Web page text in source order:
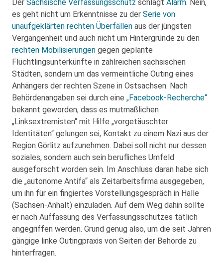
Der Sächsische Verfassungsschutz schlägt Alarm. Nein,
es geht nicht um Erkenntnisse zu der Serie von
unaufgeklärten rechten Überfällen aus der jüngsten
Vergangenheit und auch nicht um Hintergründe zu den
rechten Mobilisierungen gegen geplante
Flüchtlingsunterkünfte in zahlreichen sächsischen
Städten, sondern um das vermeintliche Outing eines
Anhängers der rechten Szene in Ostsachsen. Nach
Behördenangaben sei durch eine „Facebook-Recherche“
bekannt geworden, dass es mutmaßlichen
„Linksextremisten“ mit Hilfe „vorgetäuschter
Identitäten“ gelungen sei, Kontakt zu einem Nazi aus der
Region Görlitz aufzunehmen. Dabei soll nicht nur dessen
soziales, sondern auch sein berufliches Umfeld
ausgeforscht worden sein. Im Anschluss daran habe sich
die „autonome Antifa“ als Zeitarbeitsfirma ausgegeben,
um ihn für ein fingiertes Vorstellungsgespräch in Halle
(Sachsen-Anhalt) einzuladen. Auf dem Weg dahin sollte
er nach Auffassung des Verfassungsschutzes tätlich
angegriffen werden. Grund genug also, um die seit Jahren
gängige linke Outingpraxis von Seiten der Behörde zu
hinterfragen.